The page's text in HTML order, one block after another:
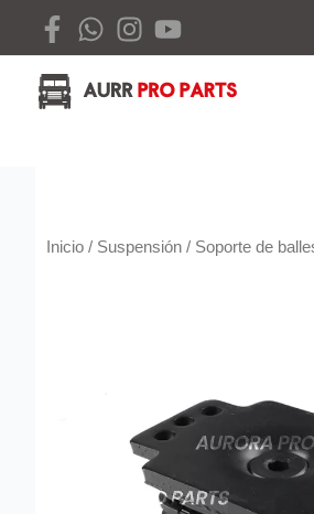
contenido
Inicio / Suspensión / Soporte de